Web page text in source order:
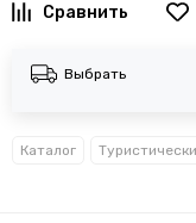
Выбрать
Каталог